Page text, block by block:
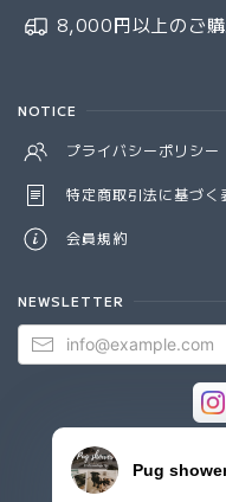
8,000円以上のご
NOTICE
プライバシーポリシー
特定商取引法に基づく
会員規約
NEWSLETTER
© Pug shower -